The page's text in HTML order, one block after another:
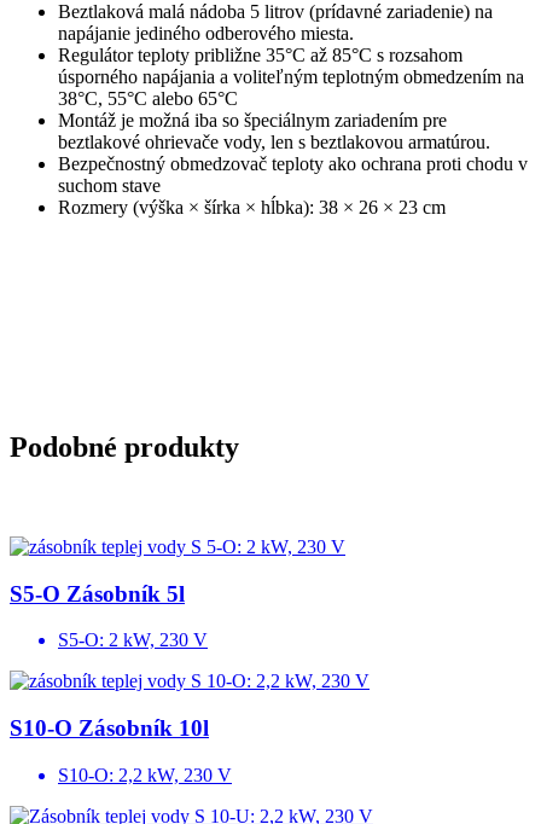
Beztlaková malá nádoba 5 litrov (prídavné zariadenie) na
napájanie jediného odberového miesta.
Regulátor teploty približne 35°C až 85°C s rozsahom
úsporného napájania a voliteľným teplotným obmedzením na
38°C, 55°C alebo 65°C
Montáž je možná iba so špeciálnym zariadením pre
beztlakové ohrievače vody, len s beztlakovou armatúrou.
Bezpečnostný obmedzovač teploty ako ochrana proti chodu v
suchom stave
Rozmery (výška × šírka × hĺbka): 38 × 26 × 23 cm
Podobné produkty
S5-O Zásobník 5l
S5-O: 2 kW, 230 V
S10-O Zásobník 10l
S10-O: 2,2 kW, 230 V